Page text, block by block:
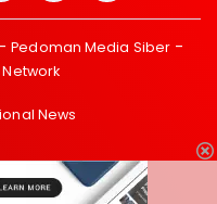
Pedoman Media Siber
Network
News